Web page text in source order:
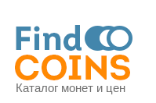
Каталог монет и цен